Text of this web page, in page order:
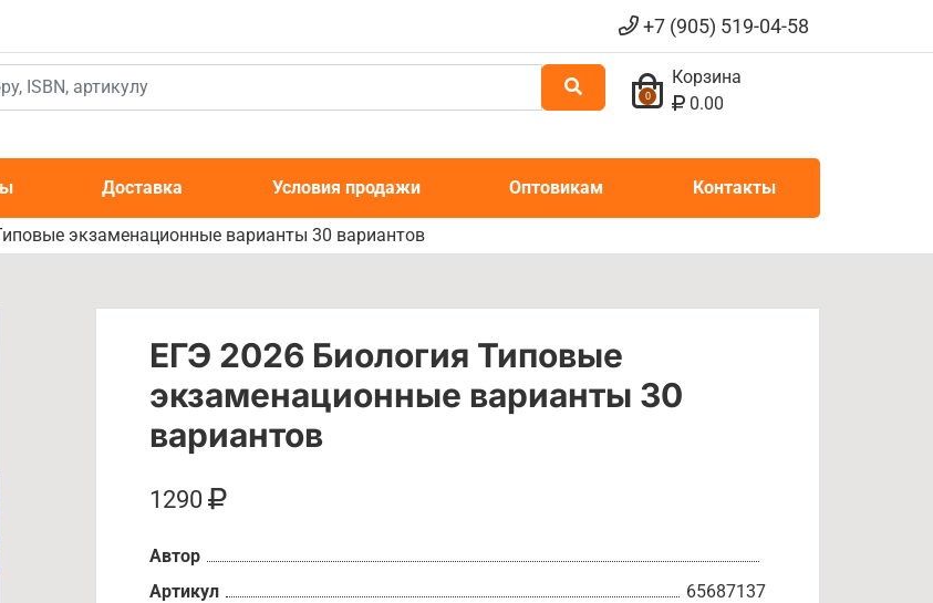
+7 (905) 519-04-58
0
Корзина
0.00
Доставка Условия продажи Оптовикам Контакты
экзаменационные варианты 30 вариантов
ЕГЭ 2026 Биология Типовые
экзаменационные варианты 30
вариантов
1290
Автор
Артикул
65687137